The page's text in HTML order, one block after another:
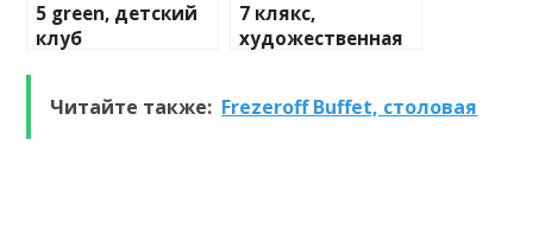
5 green, детский
клуб
7 клякс,
художественная
Читайте также: Frezeroff Buffet, столовая